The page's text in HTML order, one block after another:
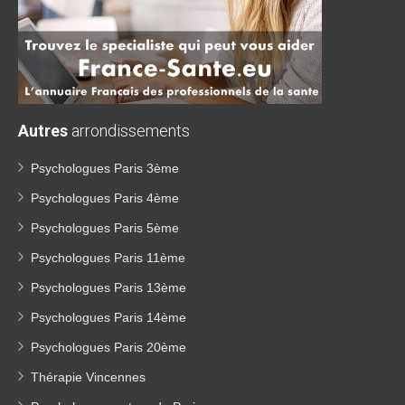
Autres arrondissements
Psychologues Paris 3ème
Psychologues Paris 4ème
Psychologues Paris 5ème
Psychologues Paris 11ème
Psychologues Paris 13ème
Psychologues Paris 14ème
Psychologues Paris 20ème
Thérapie Vincennes